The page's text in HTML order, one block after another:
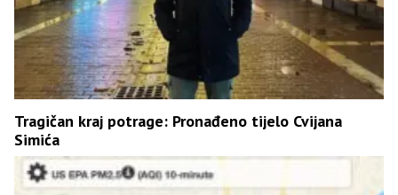
Tragičan kraj potrage: Pronađeno tijelo Cvijana
Simića